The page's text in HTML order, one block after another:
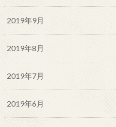
2019年9月
2019年8月
2019年7月
2019年6月